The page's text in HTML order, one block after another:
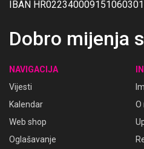
IBAN
Dobro mijenja
NAVIGACIJA
Vijesti
Kalendar
Web shop
Oglašavanje
O